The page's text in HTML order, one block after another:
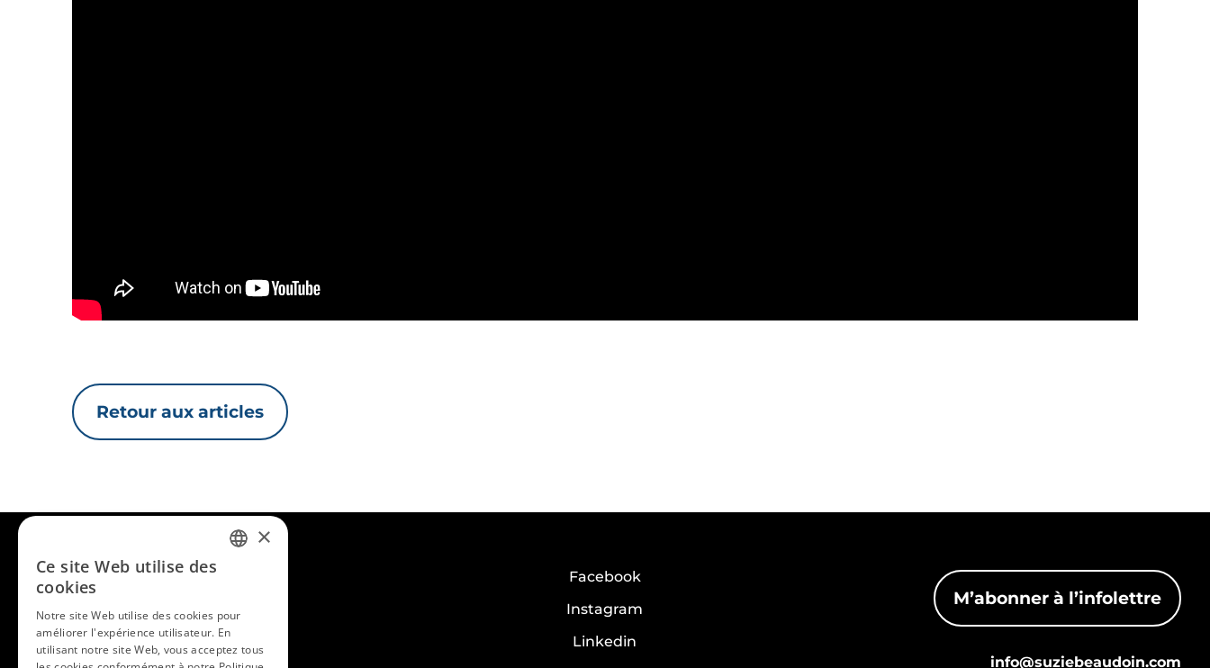
Retour aux articles
Facebook
Instagram
Linkedin
M’abonner à l’infolettre
info@suziebeaudoin.com
×
Ce site Web utilise des
cookies
Notre site Web utilise des cookies pour
améliorer l'expérience utilisateur. En
utilisant notre site Web, vous acceptez tous